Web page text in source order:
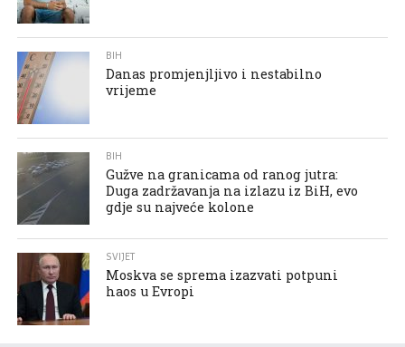
BIH
Danas promjenjljivo i nestabilno
vrijeme
BIH
Gužve na granicama od ranog jutra:
Duga zadržavanja na izlazu iz BiH, evo
gdje su najveće kolone
SVIJET
Moskva se sprema izazvati potpuni
haos u Evropi